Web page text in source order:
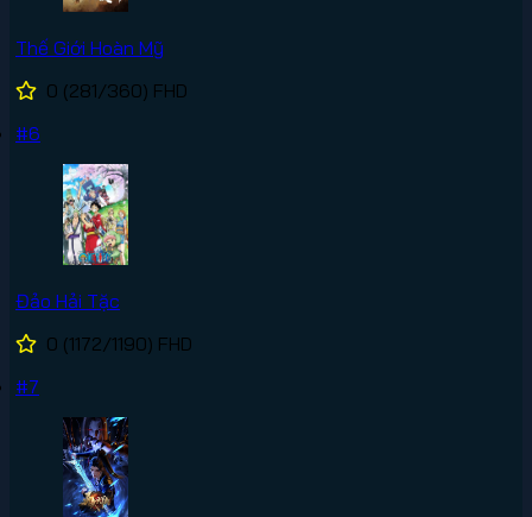
Thế Giới Hoàn Mỹ
0 (281/360) FHD
#6
Đảo Hải Tặc
0 (1172/1190) FHD
#7